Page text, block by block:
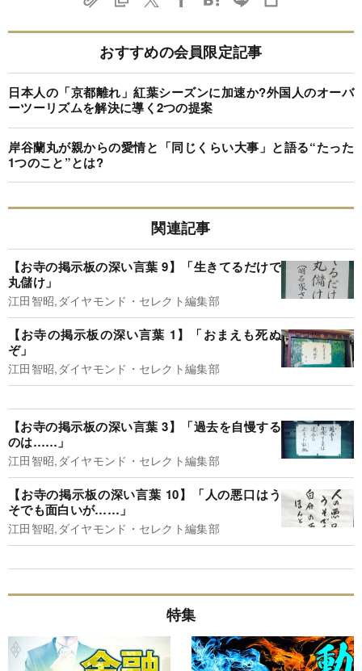
おすすめの会員限定記事
日本人の「京都離れ」紅葉シーズンに加速か?外国人のオーバ
ーツーリズムを解決に導く2つの提案
岸谷蘭丸が親からの愛情と「同じくらい大事」と語る“たった
1つのこと”とは?
関連記事
【お寺の掲示板の深い言葉 9】「生きてるだけで
丸儲け」
江田智昭,ダイヤモンド・セレクト編集部
【お寺の掲示板の深い言葉 1】「おまえも死ぬ
ぞ」
江田智昭,ダイヤモンド・セレクト編集部
【お寺の掲示板の深い言葉 3】「過去を自慢する
のは……」
江田智昭,ダイヤモンド・セレクト編集部
【お寺の掲示板の深い言葉 10】「人の悪口はう
そでも面白いが……」
江田智昭,ダイヤモンド・セレクト編集部
特集